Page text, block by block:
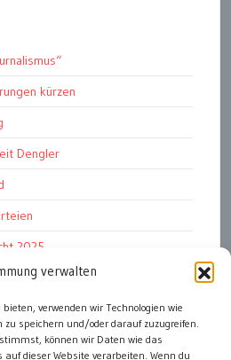
verwalten
verwenden wir Technologien wie
zu speichern und/oder darauf zuzugreifen.
können wir Daten wie das
dieser Website verarbeiten. Wenn du
kürzen
Dengler
2025
Verweigerer“